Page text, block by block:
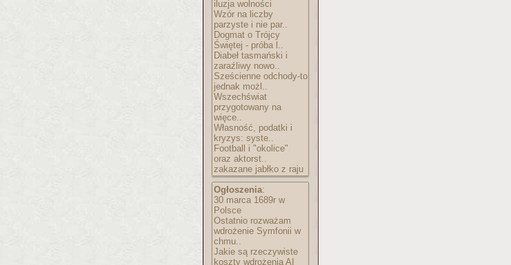
iluzja wolności
Wzór na liczby
parzyste i nie par..
Dogmat o Trójcy
Świętej - próba l..
Diabeł tasmański i
zaraźliwy nowo..
Sześcienne odchody-to
jednak możl..
Wszechświat
przygotowany na
więce..
Własność, podatki i
kryzys: syste..
Football i "okolice"
oraz aktorst..
zakazane jabłko z raju
Ogłoszenia:
30 marca 1689r w
Polsce
Ostatnio rozważam
wdrożenie Symfonii w
chmu..
Jakie są rzeczywiste
koszty wdrożenia AI